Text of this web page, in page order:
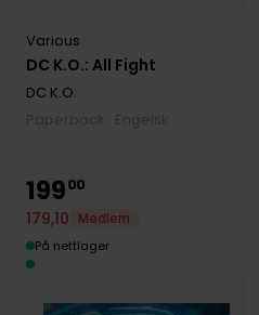
DC K.O.: All Fight
Various
DC K.O.
19900
179,10
Medlem
På nettlager